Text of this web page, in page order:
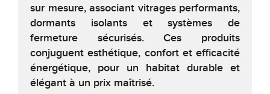
sur mesure, associant vitrages performants,
dormants isolants et systèmes de
fermeture sécurisés. Ces produits
conjuguent esthétique, confort et efficacité
énergétique, pour un habitat durable et
élégant à un prix maîtrisé.